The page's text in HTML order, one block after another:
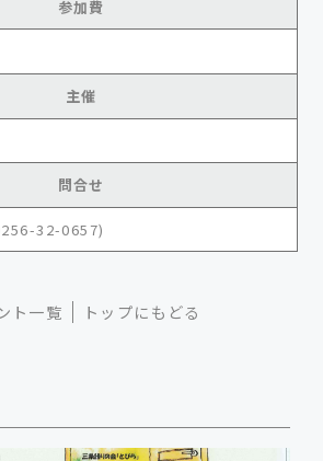
参加費
主催
問合せ
32-0657)
ト一覧 トップにもどる